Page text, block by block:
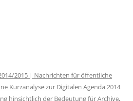
2015 | Nachrichten für öffentliche
Kurzanalyse zur Digitalen Agenda 2014
hinsichtlich der Bedeutung für Archive,